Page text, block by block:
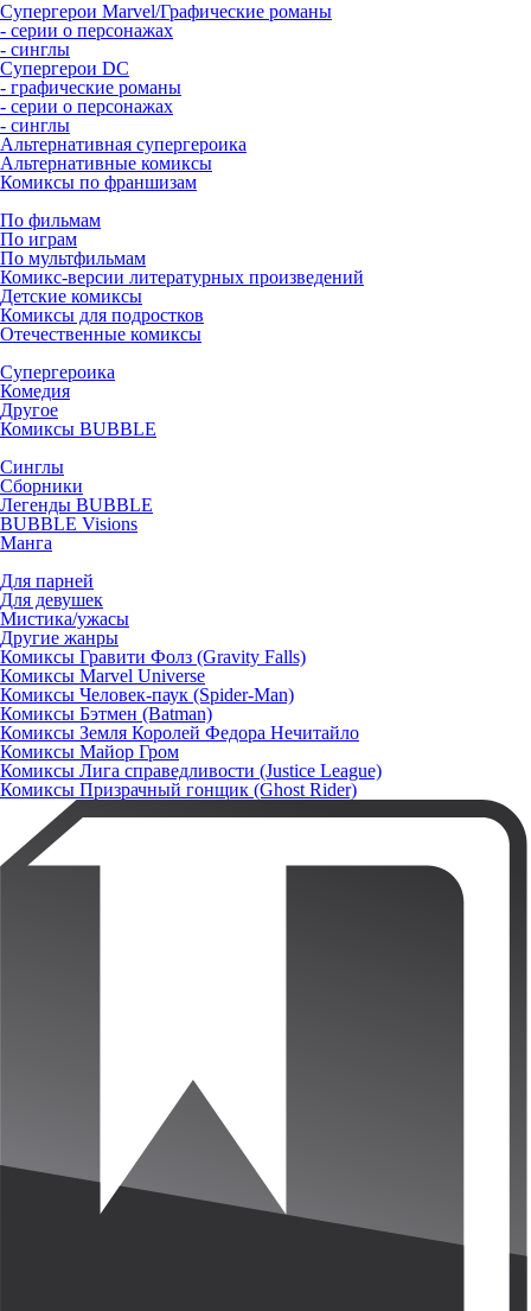
Супергерои Marvel/Графические романы
- серии о персонажах
- синглы
Супергерои DC
- графические романы
- серии о персонажах
- синглы
Альтернативная супергероика
Альтернативные комиксы
Комиксы по франшизам
По фильмам
По играм
По мультфильмам
Комикс-версии литературных произведений
Детские комиксы
Комиксы для подростков
Отечественные комиксы
Супергероика
Комедия
Другое
Комиксы BUBBLE
Синглы
Сборники
Легенды BUBBLE
BUBBLE Visions
Манга
Для парней
Для девушек
Мистика/ужасы
Другие жанры
Комиксы Гравити Фолз (Gravity Falls)
Комиксы Marvel Universe
Комиксы Человек-паук (Spider-Man)
Комиксы Бэтмен (Batman)
Комиксы Земля Королей Федора Нечитайло
Комиксы Майор Гром
Комиксы Лига справедливости (Justice League)
Комиксы Призрачный гонщик (Ghost Rider)